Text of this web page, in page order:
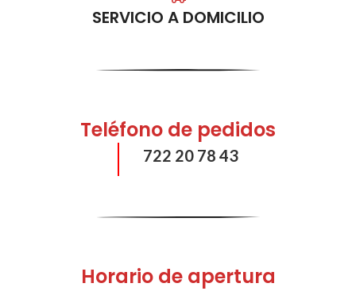
SERVICIO A DOMICILIO
Teléfono de pedidos
722 20 78 43
Horario de apertura